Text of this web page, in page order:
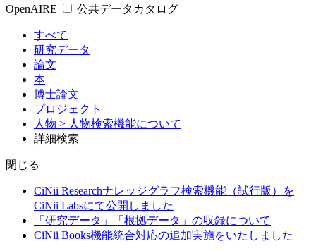
OpenAIRE
公共データカタログ
すべて
研究データ
論文
本
博士論文
プロジェクト
人物 > 人物検索機能について
詳細検索
閉じる
CiNii Researchナレッジグラフ検索機能（試行版）を
CiNii Labsにて公開しました
「研究データ」「根拠データ」の収録について
CiNii Books機能統合対応の追加実施をいたしました